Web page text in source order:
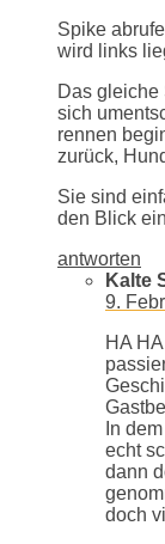
Spike
wird links
Das gleiche
sich
rennen
zurück,
Sie sind
den Blick
antworten
Kalte
9.
HA
In
echt
dann
doch